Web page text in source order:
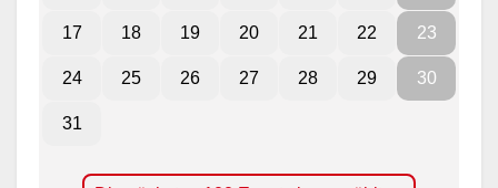
17 18 19 20 21 22 23
24 25 26 27 28 29 30
31